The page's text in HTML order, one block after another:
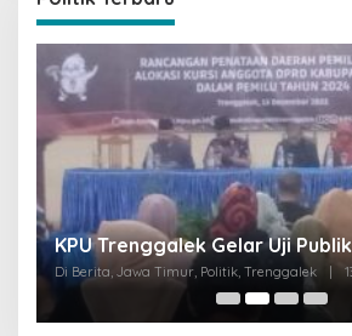
KPU Trenggalek Gelar Uji Publik
Di Berita, Jawa Timur, Politik, Trenggalek |